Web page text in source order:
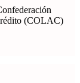
(COLAC)